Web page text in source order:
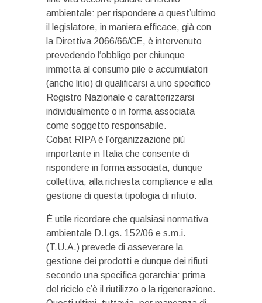
ambientale: per rispondere a quest’ultimo
il legislatore, in maniera efficace, già con
la Direttiva 2066/66/CE, è intervenuto
prevedendo l‘obbligo per chiunque
immetta al consumo pile e accumulatori
(anche litio) di qualificarsi a uno specifico
Registro Nazionale e caratterizzarsi
individualmente o in forma associata
come soggetto responsabile.
Cobat RIPA è l’organizzazione più
importante in Italia che consente di
rispondere in forma associata, dunque
collettiva, alla richiesta compliance e alla
gestione di questa tipologia di rifiuto.
È utile ricordare che qualsiasi normativa
ambientale D.Lgs. 152/06 e s.m.i.
(T.U.A.) prevede di asseverare la
gestione dei prodotti e dunque dei rifiuti
secondo una specifica gerarchia: prima
del riciclo c’è il riutilizzo o la rigenerazione.